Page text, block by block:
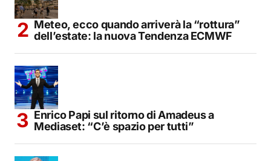
Meteo, ecco quando arriverà la “rottura”
dell’estate: la nuova Tendenza ECMWF
Enrico Papi sul ritorno di Amadeus a
Mediaset: “C’è spazio per tutti”